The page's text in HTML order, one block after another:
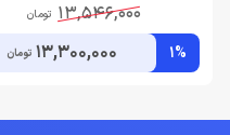
13,546,000 تومان
1%
13,300,000 تومان